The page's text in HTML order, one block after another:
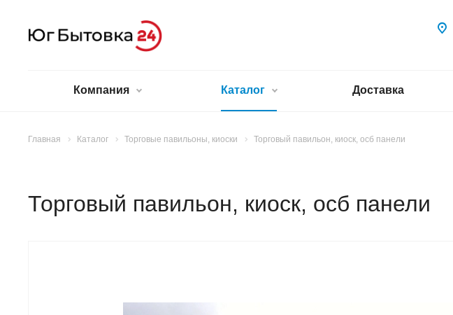
Компания Каталог Доставка
Главная Каталог Торговые павильоны, киоски Торговый павильон, киоск, осб панели
Торговый павильон, киоск, осб панели